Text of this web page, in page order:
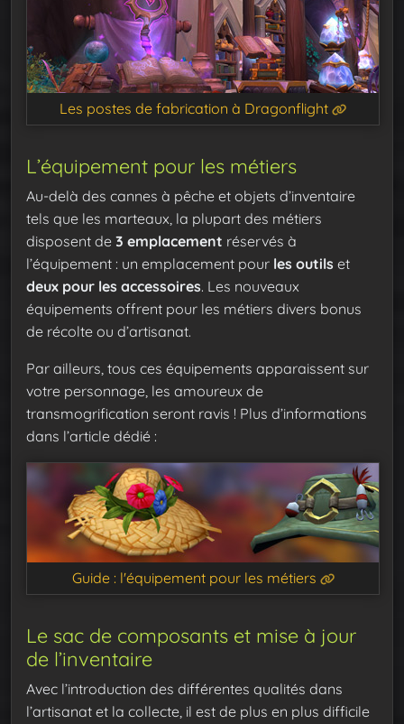
Les postes de fabrication à Dragonflight
L’équipement pour les métiers
Au-delà des cannes à pêche et objets d’inventaire
tels que les marteaux, la plupart des métiers
disposent de 3 emplacement réservés à
l’équipement : un emplacement pour les outils et
deux pour les accessoires. Les nouveaux
équipements offrent pour les métiers divers bonus
de récolte ou d’artisanat.
Par ailleurs, tous ces équipements apparaissent sur
votre personnage, les amoureux de
transmogrification seront ravis ! Plus d’informations
dans l’article dédié :
Guide : l'équipement pour les métiers
Le sac de composants et mise à jour
de l’inventaire
Avec l’introduction des différentes qualités dans
l’artisanat et la collecte, il est de plus en plus difficile